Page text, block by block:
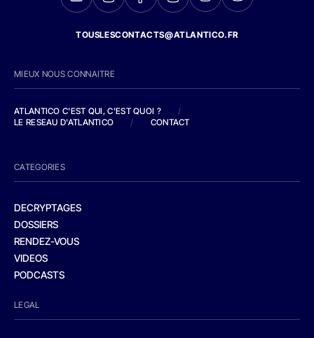
TOUSLESCONTACTS@ATLANTICO.FR
MIEUX NOUS CONNAITRE
ATLANTICO C'EST QUI, C'EST QUOI ?
/
LE RESEAU D'ATLANTICO
/ CONTACT
CATEGORIES
DECRYPTAGES
DOSSIERS
RENDEZ-VOUS
VIDEOS
PODCASTS
LEGAL